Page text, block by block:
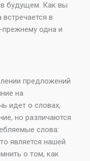
будущем. Как вы
в
прежнему одна и
предложений
на
идет о словах,
но различаются
слова:
является нашей
о том, как